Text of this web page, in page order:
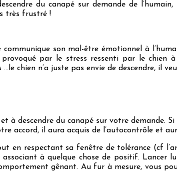
du canapé sur demande de
très frustré !
son mal-être émotionnel à
par le stress ressenti par le chien à
…le chien n’a juste pas envie de descendre, il
à descendre du canapé sur votre demande.
accord, il aura acquis de l’autocontrôle et
en respectant sa fenêtre de tolérance (cf
à quelque chose de positif. Lancer
gênant. Au fur à mesure, vous